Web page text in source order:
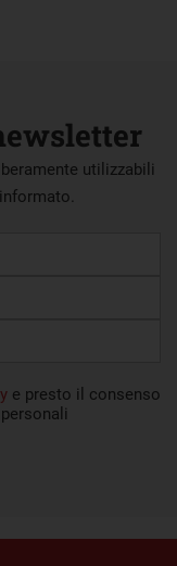
utilizzabili
e presto il consenso